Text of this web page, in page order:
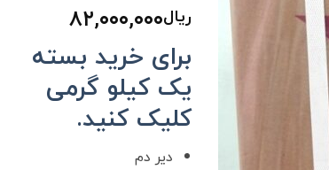
امتیاز
5 امتیاز
ریال۸۲,۰۰۰,۰۰۰
برای خرید بسته
یک کیلو گرمی
کلیک کنید.
دیر دم